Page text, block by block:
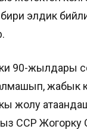
элдик
90-жылдары
алмашып,
жолу
ССР Жогорку